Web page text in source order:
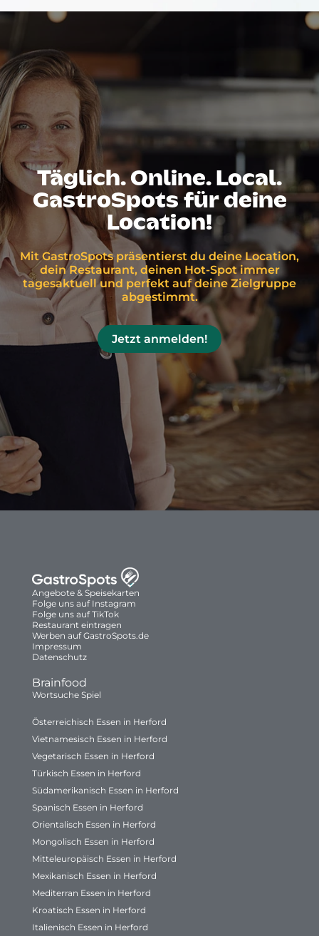
Täglich. Online. Local.
GastroSpots für deine
Location!
Mit GastroSpots präsentierst du deine Location,
dein Restaurant, deinen Hot-Spot immer
tagesaktuell und perfekt auf deine Zielgruppe
abgestimmt.
Jetzt anmelden!
Angebote & Speisekarten
Folge uns auf Instagram
Folge uns auf TikTok
Restaurant eintragen
Werben auf GastroSpots.de
Impressum
Datenschutz
Brainfood
Wortsuche Spiel
Österreichisch Essen in Herford
Vietnamesisch Essen in Herford
Vegetarisch Essen in Herford
Türkisch Essen in Herford
Südamerikanisch Essen in Herford
Spanisch Essen in Herford
Orientalisch Essen in Herford
Mongolisch Essen in Herford
Mitteleuropäisch Essen in Herford
Mexikanisch Essen in Herford
Mediterran Essen in Herford
Kroatisch Essen in Herford
Italienisch Essen in Herford